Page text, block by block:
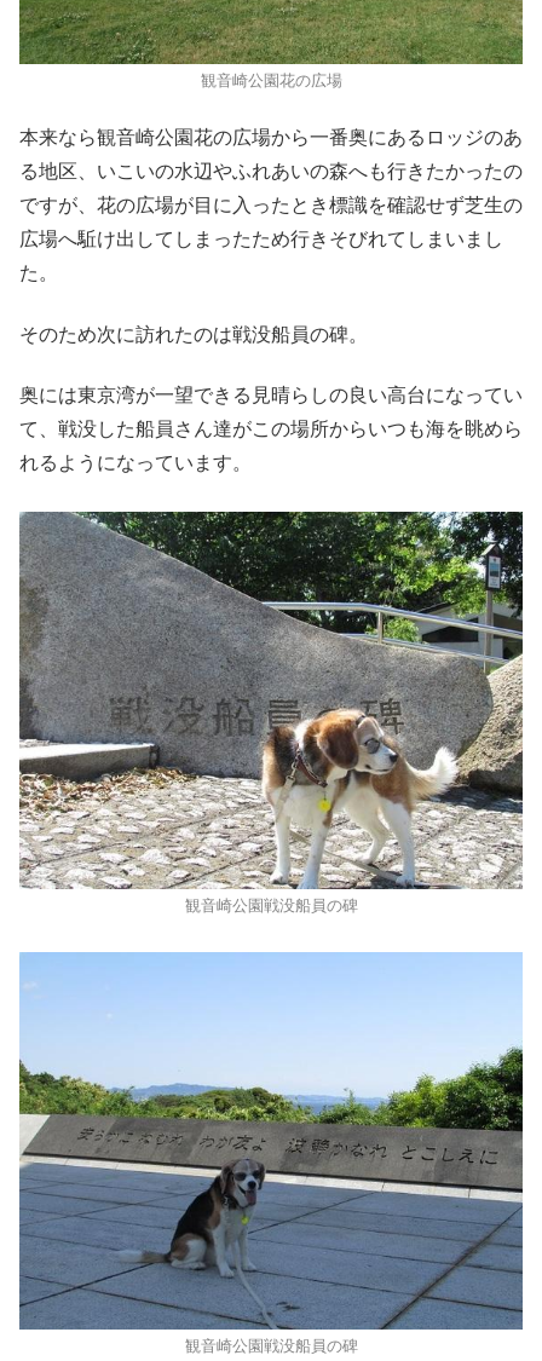
観音崎公園花の広場
本来なら観音崎公園花の広場から一番奥にあるロッジのあ
る地区、いこいの水辺やふれあいの森へも行きたかったの
ですが、花の広場が目に入ったとき標識を確認せず芝生の
広場へ駈け出してしまったため行きそびれてしまいまし
た。
そのため次に訪れたのは戦没船員の碑。
奥には東京湾が一望できる見晴らしの良い高台になってい
て、戦没した船員さん達がこの場所からいつも海を眺めら
れるようになっています。
観音崎公園戦没船員の碑
観音崎公園戦没船員の碑